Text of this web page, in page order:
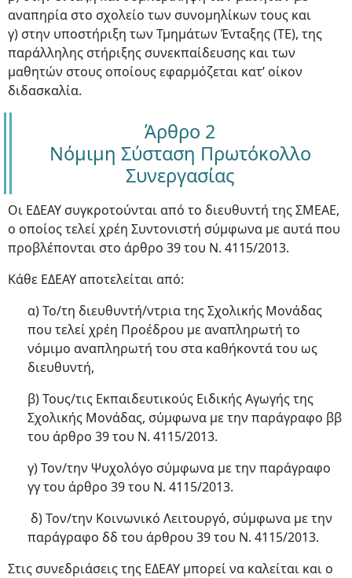
αναπηρία στο σχολείο των συνομηλίκων τους και
γ) στην υποστήριξη των Τμημάτων Ένταξης (ΤΕ), της
παράλληλης στήριξης συνεκπαίδευσης και των
μαθητών στους οποίους εφαρμόζεται κατ’ οίκον
διδασκαλία.
Άρθρο 2
Νόμιμη Σύσταση Πρωτόκολλο
Συνεργασίας
Οι ΕΔΕΑΥ συγκροτούνται από το διευθυντή της ΣΜΕΑΕ,
ο οποίος τελεί χρέη Συντονιστή σύμφωνα με αυτά που
προβλέπονται στο άρθρο 39 του Ν. 4115/2013.
Κάθε ΕΔΕΑΥ αποτελείται από:
α) Το/τη διευθυντή/ντρια της Σχολικής Μονάδας
που τελεί χρέη Προέδρου με αναπληρωτή το
νόμιμο αναπληρωτή του στα καθήκοντά του ως
διευθυντή,
β) Τους/τις Εκπαιδευτικούς Ειδικής Αγωγής της
Σχολικής Μονάδας, σύμφωνα με την παράγραφο ββ
του άρθρο 39 του Ν. 4115/2013.
γ) Τον/την Ψυχολόγο σύμφωνα με την παράγραφο
γγ του άρθρο 39 του Ν. 4115/2013.
δ) Τον/την Κοινωνικό Λειτουργό, σύμφωνα με την
παράγραφο δδ του άρθρου 39 του Ν. 4115/2013.
Στις συνεδριάσεις της ΕΔΕΑΥ μπορεί να καλείται και ο